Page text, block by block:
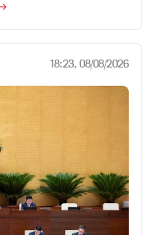
18:23, 08/08/2026